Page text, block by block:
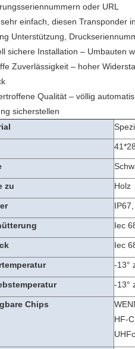
oder URL
einfach, diesen Transponder
Unterstützung,
sichere Installation – Umbauten
Zuverlässigkeit – hoher
Qualität – völlig
sicherstellen
zu Holz
Iec
Iec
-13°
-13°
Chips
HF-